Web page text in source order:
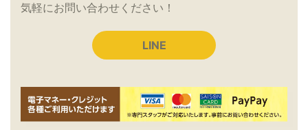
気軽にお問い合わせください！
LINE